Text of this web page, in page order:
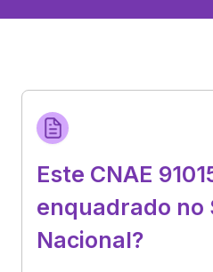
Este CNAE
enquadrado no
Nacional?